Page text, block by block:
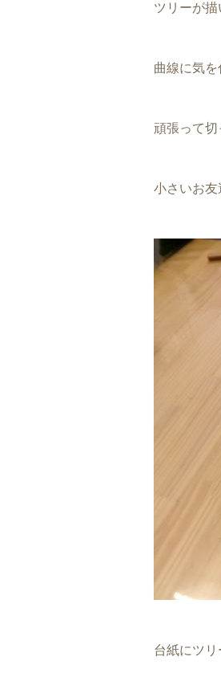
ツリーが
曲線に気を
頑張って切
小さいお
台紙にツ